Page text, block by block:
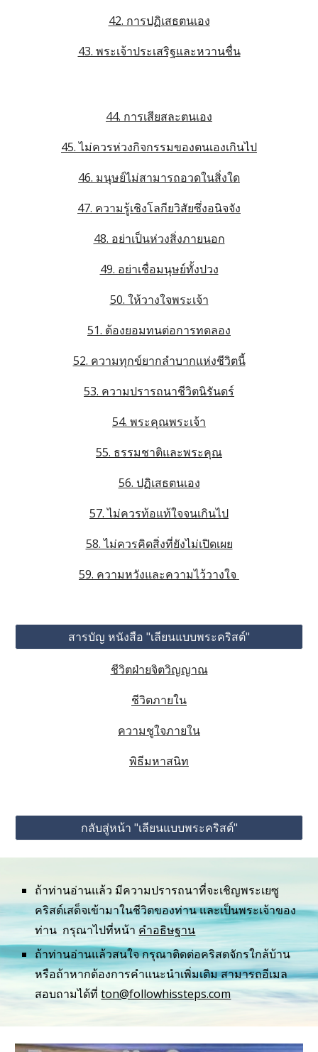
42. การปฏิเสธตนเอง
43. พระเจ้าประเสริฐและหวานชื่น
44. การเสียสละตนเอง
45. ไม่ควรห่วงกิจกรรมของตนเองเกินไป
46. มนุษย์ไม่สามารถอวดในสิ่งใด
47. ความรู้เชิงโลกียวิสัยซึ่งอนิจจัง
48. อย่าเป็นห่วงสิ่งภายนอก
49. อย่าเชื่อมนุษย์ทั้งปวง
50. ให้วางใจพระเจ้า
51. ต้องยอมทนต่อการทดลอง
52. ความทุกข์ยากลำบากแห่งชีวิตนี้
53. ความปรารถนาชีวิตนิรันดร์
54. พระคุณพระเจ้า
55. ธรรมชาติและพระคุณ
56. ปฏิเสธตนเอง
57. ไม่ควรท้อแท้ใจจนเกินไป
58. ไม่ควรคิดสิ่งที่ยังไม่เปิดเผย
59. ความหวังและความไว้วางใจ
สารบัญ หนังสือ "เลียนแบบพระคริสต์"
ชีวิตฝ่ายจิตวิญญาณ
ชีวิตภายใน
ความชูใจภายใน
พิธีมหาสนิท
กลับสู่หน้า "เลียนแบบพระคริสต์"
ถ้าท่านอ่านแล้ว มีความปรารถนาที่จะเชิญพระเยซู
คริสต์เสด็จเข้ามาในชีวิตของท่าน และเป็นพระเจ้าของ
ท่าน  กรุณาไปที่หน้า คำอธิษฐาน
ถ้าท่านอ่านแล้วสนใจ กรุณาติดต่อคริสตจักรใกล้บ้าน
หรือถ้าหากต้องการคำแนะนำเพิ่มเติม สามารถอีเมล
สอบถามได้ที่ ton@followhissteps.com